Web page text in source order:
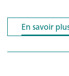
En savoir
En savoir